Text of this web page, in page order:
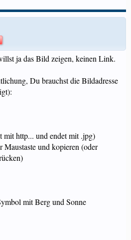
ja das Bild zeigen, keinen Link.
Du brauchst die Bildadresse
mit http... und endet mit .jpg)
und kopieren (oder
mit Berg und Sonne